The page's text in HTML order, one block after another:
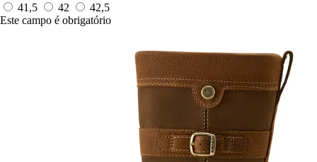
41,5
42
42,5
Este campo é obrigatório